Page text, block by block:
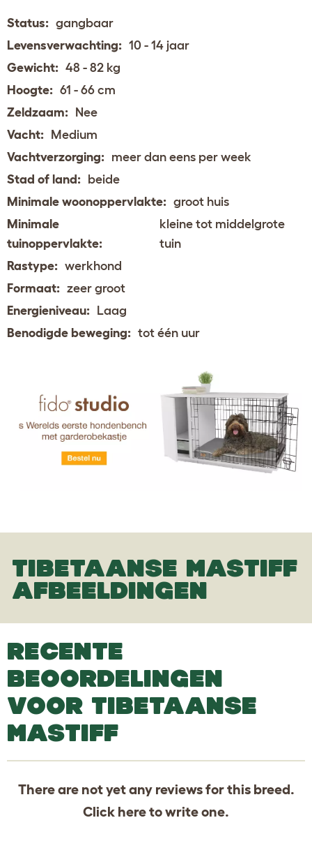
Status: gangbaar
Levensverwachting: 10 - 14 jaar
Gewicht: 48 - 82 kg
Hoogte: 61 - 66 cm
Zeldzaam: Nee
Vacht: Medium
Vachtverzorging: meer dan eens per week
Stad of land: beide
Minimale woonoppervlakte: groot huis
Minimale
tuinoppervlakte:
kleine tot middelgrote
tuin
Rastype: werkhond
Formaat: zeer groot
Energieniveau: Laag
Benodigde beweging: tot één uur
TIBETAANSE MASTIFF
AFBEELDINGEN
RECENTE
BEOORDELINGEN
VOOR TIBETAANSE
MASTIFF
There are not yet any reviews for this breed.
Click hereto write one.